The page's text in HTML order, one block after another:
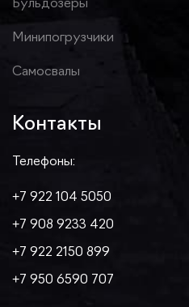
Бульдозеры
Минипогрузчики
Самосвалы
Контакты
Телефоны:
+7 922 104 5050
+7 908 9233 420
+7 922 2150 899
+7 950 6590 707